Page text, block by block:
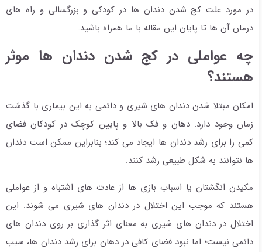
در مورد علت کج شدن دندان ها در کودکی و بزرگسالی و راه های
درمان آن ها تا پایان این مقاله با ما همراه باشید.
چه عواملی در کج شدن دندان ها موثر
هستند؟
امکان مبتلا شدن دندان های شیری و دائمی به این بیماری با گذشت
زمان وجود دارد. دهان و فک بالا و پایین کوچک در کودکان فضای
کمی را برای رشد دندان ها ایجاد می کند؛ بنابراین ممکن است دندان
ها نتوانند به شکل طبیعی رشد کنند.
مکیدن انگشتان یا اسباب بازی ها از عادت های اشتباه و از عواملی
هستند که موجب این اختلال در دندان های شیری می شوند. این
اختلال در دندان های شیری به معنای اثر گذاری بر روی دندان های
دائمی نیست؛ اما نبود فضای کافی در دهان برای رشد دندان ها، سبب